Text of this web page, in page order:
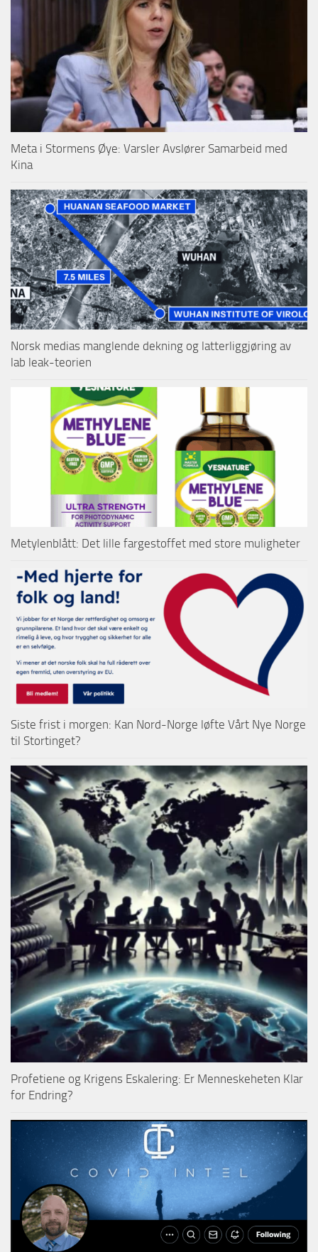
Meta i Stormens Øye: Varsler Avslører Samarbeid med
Kina
Norsk medias manglende dekning og latterliggjøring av
lab leak-teorien
Metylenblått: Det lille fargestoffet med store muligheter
Siste frist i morgen: Kan Nord-Norge løfte Vårt Nye Norge
til Stortinget?
Profetiene og Krigens Eskalering: Er Menneskeheten Klar
for Endring?